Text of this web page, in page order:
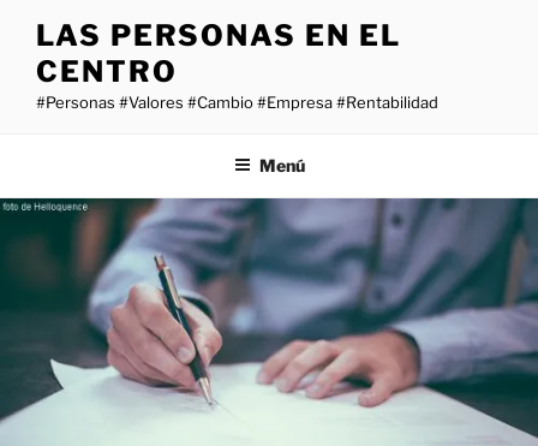
contenido
LAS PERSONAS EN EL
CENTRO
#Personas #Valores #Cambio #Empresa #Rentabilidad
Menú